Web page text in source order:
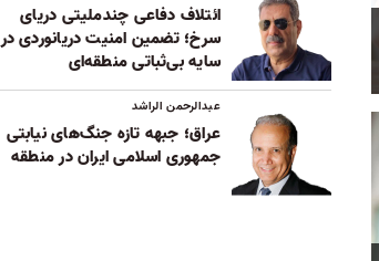
ائتلاف دفاعی چندملیتی دریای
سرخ؛ تضمین امنیت دریانوردی در
سایه بی‌ثباتی‌ منطقه‌ای
عبدالرحمن الراشد
عراق؛ جبهه تازه جنگ‌های نیابتی
جمهوری اسلامی ایران در منطقه